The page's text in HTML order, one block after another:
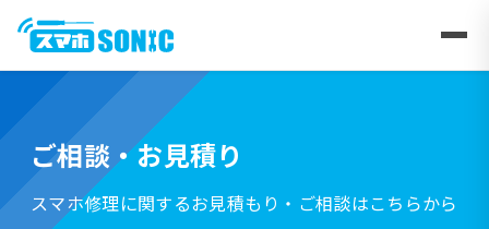
ご相談・お見積り
スマホ修理に関するお見積もり・ご相談はこちらから